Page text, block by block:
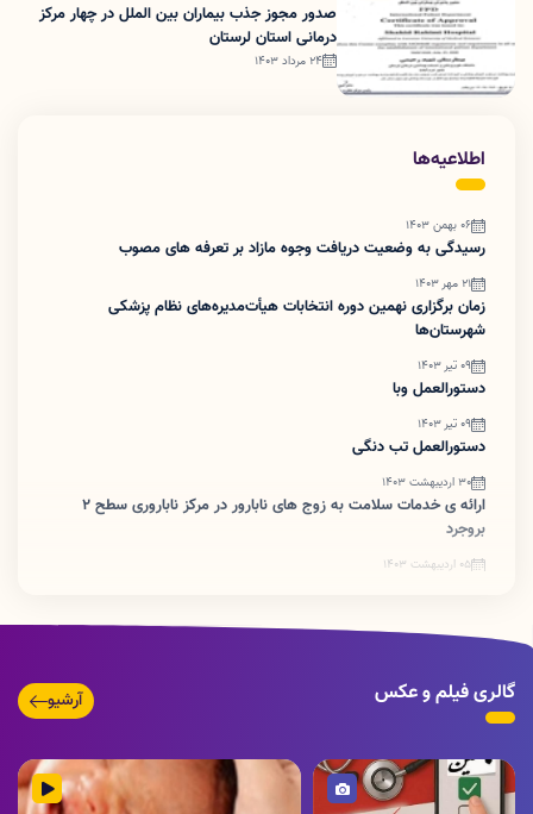
صدور مجوز جذب بیماران بین الملل در چهار مرکز
درمانی استان لرستان
24 مرداد 1403
اطلاعیه‌ها
06 بهمن 1403
رسیدگی به وضعیت دریافت وجوه مازاد بر تعرفه های مصوب
21 مهر 1403
زمان برگزاری نهمین دوره انتخابات هیأت‌مدیره‌های نظام پزشکی
شهرستان‌ها
09 تیر 1403
دستورالعمل وبا
09 تیر 1403
دستورالعمل تب دنگی
30 اردیبهشت 1403
ارائه ی خدمات سلامت به زوج های نابارور در مرکز ناباروری سطح ۲
بروجرد
05 اردیبهشت 1403
گالری فیلم و عکس آرشیو